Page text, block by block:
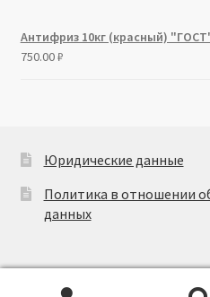
Антифриз 10кг (красный)
750.00₽
Юридические данные
Политика в отношении
данных